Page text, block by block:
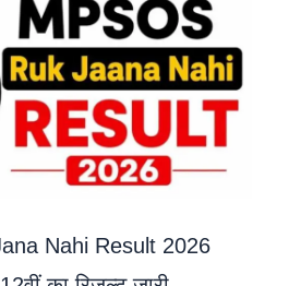
Nahi Result 2026